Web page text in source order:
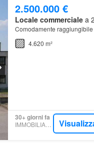
2.500.000 €
Locale commercialea
Comodamente
4.620 m²
30+ giorni fa
IMMOBILIARE.IT